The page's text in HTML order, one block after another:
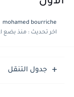
mohamed bourriche
اخر تحديث :منذ بضع
جدول التنقل